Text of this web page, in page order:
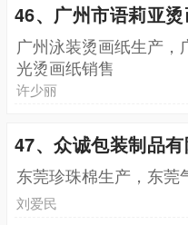
46、广州市语莉亚
广州泳装烫画纸生产
光烫画纸销售
许少丽
47、众诚包装制品
东莞珍珠棉生产，东
刘爱民